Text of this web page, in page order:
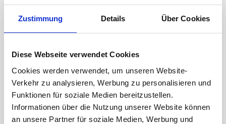
Zustimmung Details Über Cookies
Diese Webseite verwendet Cookies
Cookies werden verwendet, um unseren Website-
Verkehr zu analysieren, Werbung zu personalisieren und
Funktionen für soziale Medien bereitzustellen.
Informationen über die Nutzung unserer Website können
an unsere Partner für soziale Medien, Werbung und
Kategorien
ERSATZFILTER / GERÄTEFILTER